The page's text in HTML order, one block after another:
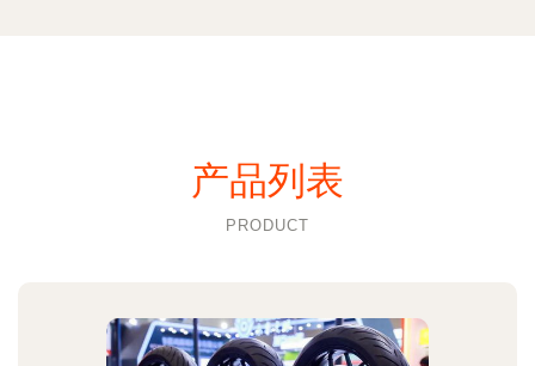
产品列表
PRODUCT